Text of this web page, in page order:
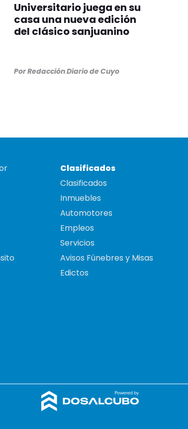
Universitario juega en su
casa una nueva edición
del clásico sanjuanino
PorRedacción Diario de Cuyo
Clasificados
Clasificados
Inmuebles
Automotores
Empleos
Servicios
Avisos Fúnebres y Misas
Edictos